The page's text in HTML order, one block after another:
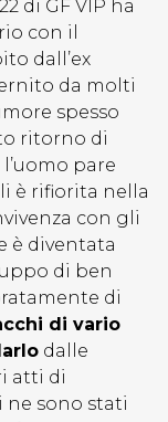
di GF VIP ha
con il
dall’ex
da molti
spesso
ritorno di
pare
è rifiorita nella
con gli
è diventata
di ben
di
di vario
dalle
atti di
ne sono stati